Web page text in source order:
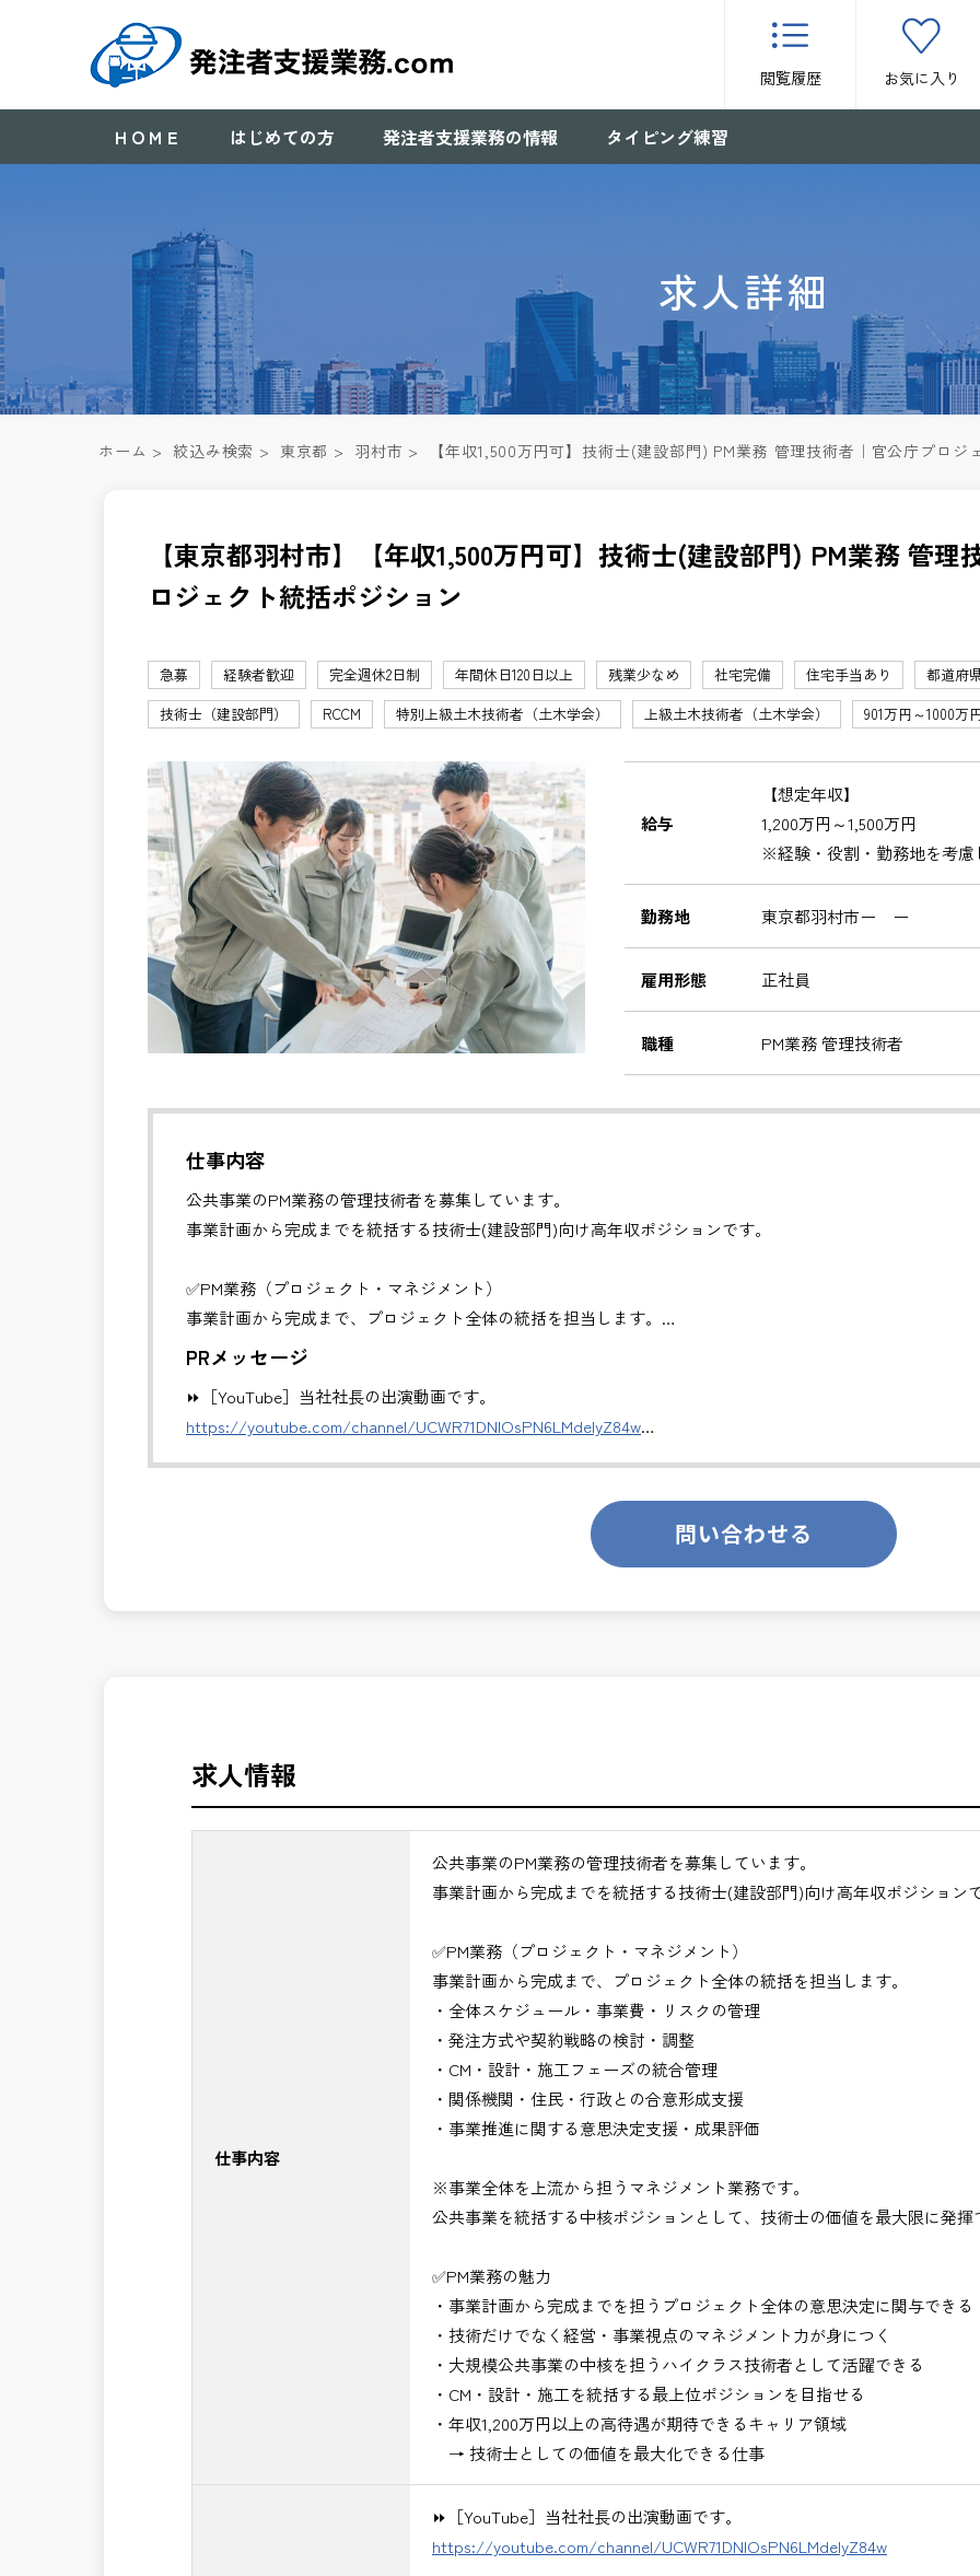
閲覧履歴 お気に入り
ＨＯＭＥ はじめての方 発注者支援業務の情報 タイピング練習
求人詳細
ホーム > 絞込み検索 > 東京都 > 羽村市 > 【年収1,500万円可】技術士(建設部門) PM業務 管理技術者｜官公庁プロジ
【東京都羽村市】【年収1,500万円可】技術士(建設部門) PM業務 管理
ロジェクト統括ポジション
急募 経験者歓迎 完全週休2日制 年間休日120日以上 残業少なめ 社宅完備 住宅手当あり
都道府
技術士（建設部門）
RCCM 特別上級土木技術者（土木学会） 上級土木技術者（土木学会） 901万円～1000万
給与
【想定年収】
1,200万円～1,500万円
※経験・役割・勤務地を考慮
勤務地 東京都羽村市ー ー
雇用形態 正社員
職種 PM業務 管理技術者
仕事内容
公共事業のPM業務の管理技術者を募集しています。
事業計画から完成までを統括する技術士(建設部門)向け高年収ポジションです。
✅PM業務（プロジェクト・マネジメント）
事業計画から完成まで、プロジェクト全体の統括を担当します。
・全体スケジュール・事業費・リスクの管理
・CM・設計・施工フェーズの統合管理
・関係機関・住民・行政との合意形成支援
・事業推進に関する意思決定支援・成果評価
公共事業を統括する中核ポジションとして、技術士の価値を最大限に発揮できます。
✅PM業務の魅力
・年収1,200万円以上の高待遇が期待できるキャリア領域
→ 技術士としての価値を最大化できる仕事
PRメッセージ
⏩［YouTube］当社社長の出演動画です。
https://youtube.com/channel/UCWR71DNlOsPN6LMdeIyZ84w
■勤務地について、ご希望のある方は別途ご相談ください。
（東北地方、関東地方、中部地方、近畿地方など）
■発注者支援業務＜希望する業務をお選びください。＞
・NEXCO（ネクスコ）施工管理
・設計コンサルティング業務（数量算出、図面の修正など）
・河川巡視支援業務
・道路許認可審査・適正化指導業務
・建設プロジェクト・マネジメント業務
※応募書類等の送付方法につきましては、基本的にＥメールで送付
問い合わせる
求人情報
仕事内容
公共事業のPM業務の管理技術者を募集しています。
事業計画から完成までを統括する技術士(建設部門)向け高年収ポジション
✅PM業務（プロジェクト・マネジメント）
事業計画から完成まで、プロジェクト全体の統括を担当します。
・全体スケジュール・事業費・リスクの管理
・発注方式や契約戦略の検討・調整
・CM・設計・施工フェーズの統合管理
・関係機関・住民・行政との合意形成支援
・事業推進に関する意思決定支援・成果評価
※事業全体を上流から担うマネジメント業務です。
公共事業を統括する中核ポジションとして、技術士の価値を最大限に発揮
✅PM業務の魅力
・事業計画から完成までを担うプロジェクト全体の意思決定に関与できる
・技術だけでなく経営・事業視点のマネジメント力が身につく
・大規模公共事業の中核を担うハイクラス技術者として活躍できる
・CM・設計・施工を統括する最上位ポジションを目指せる
・年収1,200万円以上の高待遇が期待できるキャリア領域
→ 技術士としての価値を最大化できる仕事
⏩［YouTube］当社社長の出演動画です。
https://youtube.com/channel/UCWR71DNlOsPN6LMdeIyZ84w